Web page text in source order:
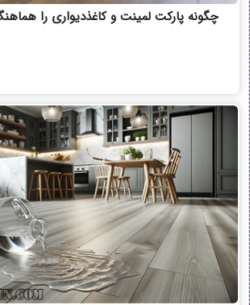
چگونه پارکت لمینت و کاغذدیواری را